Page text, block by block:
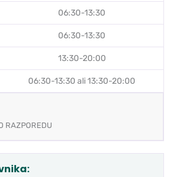
06:30-13:30
06:30-13:30
13:30-20:00
06:30-13:30 ali 13:30-20:00
RAZPOREDU